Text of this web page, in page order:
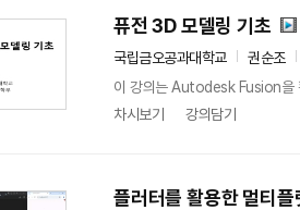
퓨전 3D 모델링 기초
국립금오공과대학교
권순조
이 강의는 Autodesk Fusion을
차시보기
강의담기
플러터를 활용한 멀티